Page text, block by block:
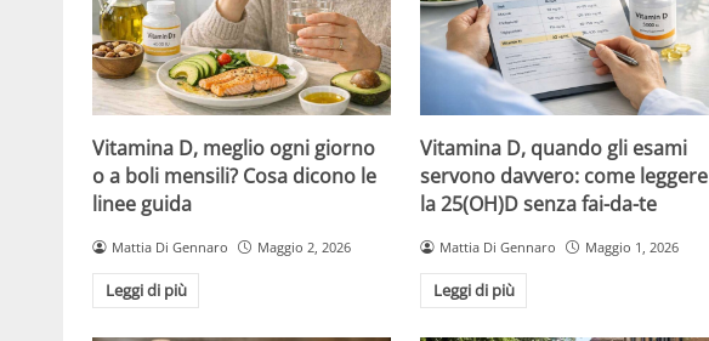
Vitamina D, meglio ogni giorno
o a boli mensili? Cosa dicono le
linee guida
Mattia Di Gennaro Maggio 2, 2026
Leggi di più
Vitamina D, quando gli esami
servono davvero: come leggere
la 25(OH)D senza fai-da-te
Mattia Di Gennaro Maggio 1, 2026
Leggi di più